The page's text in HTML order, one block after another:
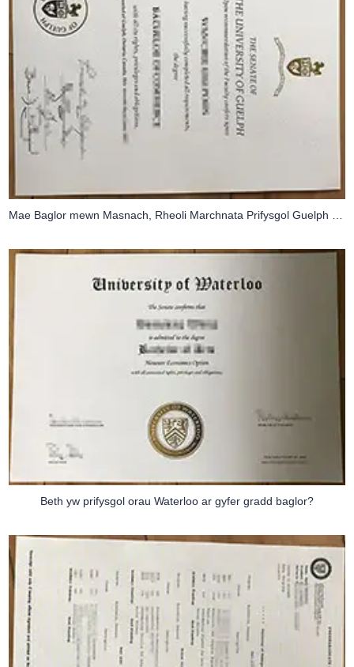
Mae Baglor mewn Masnach, Rheoli Marchnata Prifysgol Guelph ar gael nawr
Beth yw prifysgol orau Waterloo ar gyfer gradd baglor?